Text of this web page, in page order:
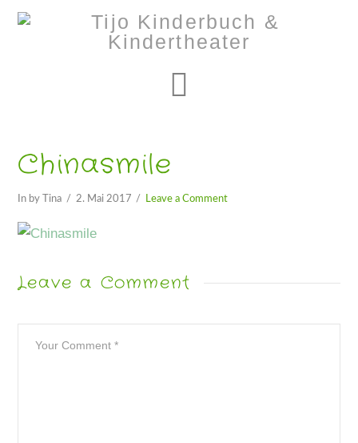
Chinasmile
In by Tina 2. Mai 2017 Leave a Comment
Leave a Comment